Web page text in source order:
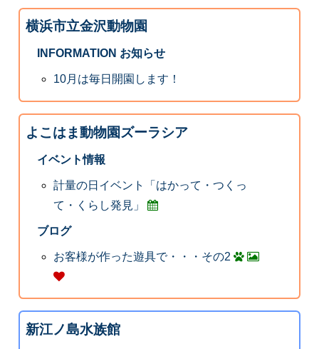
横浜市立金沢動物園
INFORMATION お知らせ
10月は毎日開園します！
よこはま動物園ズーラシア
イベント情報
計量の日イベント「はかって・つくっ
て・くらし発見」
ブログ
お客様が作った遊具で・・・その2
新江ノ島水族館